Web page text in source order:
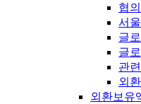
협
서
글
글
관
외
외환보유